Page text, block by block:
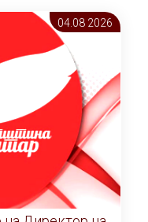
од 3
на
04.08 2026